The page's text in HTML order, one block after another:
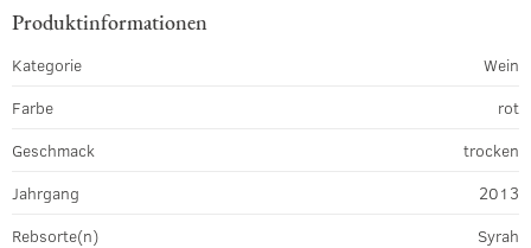
Produktinformationen
Kategorie
Wein
Farbe
rot
Geschmack
trocken
Jahrgang
2013
Rebsorte(n)
Syrah